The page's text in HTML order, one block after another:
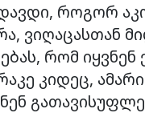
როგორ
ვიღაცასთან
რომ იყვნენ
კიდეც,